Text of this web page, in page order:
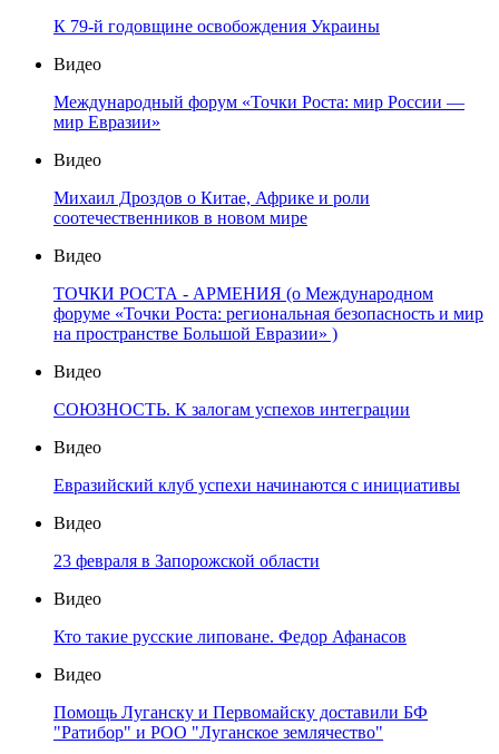
К 79-й годовщине освобождения Украины
Видео
Международный форум «Точки Роста: мир России —
мир Евразии»
Видео
Михаил Дроздов о Китае, Африке и роли
соотечественников в новом мире
Видео
ТОЧКИ РОСТА - АРМЕНИЯ (о Международном
форуме «Точки Роста: региональная безопасность и мир
на пространстве Большой Евразии» )
Видео
СОЮЗНОСТЬ. К залогам успехов интеграции
Видео
Евразийский клуб успехи начинаются с инициативы
Видео
23 февраля в Запорожской области
Видео
Кто такие русские липоване. Федор Афанасов
Видео
Помощь Луганску и Первомайску доставили БФ
"Ратибор" и РОО "Луганское землячество"